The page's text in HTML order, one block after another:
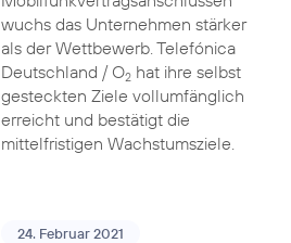
wuchs das Unternehmen stärker
als der Wettbewerb. Telefónica
Deutschland / O2hat ihre selbst
gesteckten Ziele vollumfänglich
erreicht und bestätigt die
mittelfristigen Wachstumsziele.
24. Februar 2021